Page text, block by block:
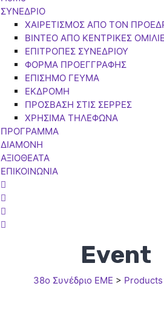
ΣΥΝΕΔΡΙΟ
ΧΑΙΡΕΤΙΣΜΟΣ ΑΠΟ ΤΟΝ
BINTEO ΑΠΟ ΚΕΝΤΡΙΚΕΣ
ΕΠΙΤΡΟΠΕΣ ΣΥΝΕΔΡΙΟΥ
ΦΟΡΜΑ ΠΡΟΕΓΓΡΑΦΗΣ
ΕΠΙΣΗΜΟ ΓΕΥΜΑ
ΕΚΔΡΟΜΗ
ΠΡΟΣΒΑΣΗ ΣΤΙΣ ΣΕΡΡΕΣ
ΧΡΗΣΙΜΑ ΤΗΛΕΦΩΝΑ
ΠΡΟΓΡΑΜΜΑ
ΔΙΑΜΟΝΗ
ΑΞΙΟΘΕΑΤΑ
ΕΠΙΚΟΙΝΩΝΙΑ
Event
38ο Συνέδριο ΕΜΕ > Products